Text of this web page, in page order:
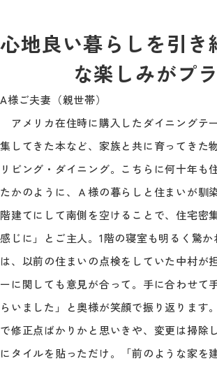
心地良い暮らしを引き
な楽しみがプ
A様ご夫妻（親世帯）
アメリカ在住時に購入したダイニングテ
集してきた本など、家族と共に育ってきた
リビング・ダイニング。こちらに何十年も
たかのように、Ａ様の暮らしと住まいが馴
階建てにして南側を空けることで、住宅密
感じに」とご主人。1階の寝室も明るく驚
は、以前の住まいの点検をしていた中村が
ーに関しても意見が合って。手に合わせて
らいました」と奥様が笑顔で振り返ります
で修正点ばかりかと思いきや、変更は掃除
にタイルを貼っただけ。「前のような家を